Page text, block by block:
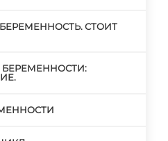
СТОИТ